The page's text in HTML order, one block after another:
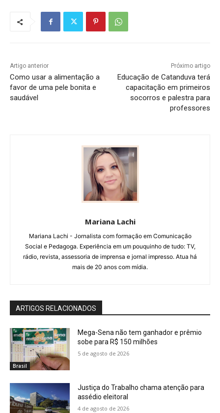
Artigo anterior
​​​Como usar a alimentação a
favor de uma pele bonita e
saudável ​​​​ ​​
Próximo artigo
Educação de Catanduva terá
capacitação em primeiros
socorros e palestra para
professores
Mariana Lachi
Mariana Lachi - Jornalista com formação em Comunicação
Social e Pedagoga. Experiência em um pouquinho de tudo: TV,
rádio, revista, assessoria de imprensa e jornal impresso. Atua há
mais de 20 anos com mídia.
ARTIGOS RELACIONADOS
Brasil
Mega-Sena não tem ganhador e prêmio
sobe para R$ 150 milhões
5 de agosto de 2026
Justiça do Trabalho chama atenção para
assédio eleitoral
4 de agosto de 2026